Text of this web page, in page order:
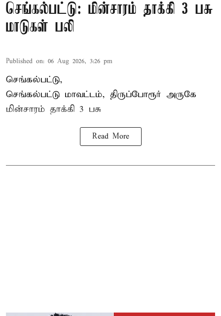
செங்கல்பட்டு: மின்சாரம் தாக்கி 3 பசு
மாடுகள் பலி
Published on: 06 Aug 2026, 3:26 pm
செங்கல்பட்டு,
செங்கல்பட்டு மாவட்டம், திருப்போரூர் அருகே
மின்சாரம் தாக்கி 3 பசு
Read More